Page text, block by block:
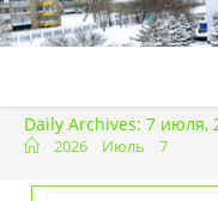
Daily Archives: 7 июля,
2026 Июль 7